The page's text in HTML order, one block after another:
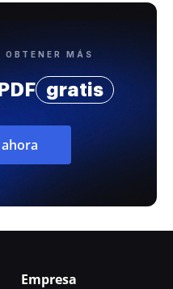
MÁS
gratis
Empresa